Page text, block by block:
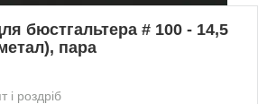
бюстгальтера # 100 - 14,5
пара
і роздріб